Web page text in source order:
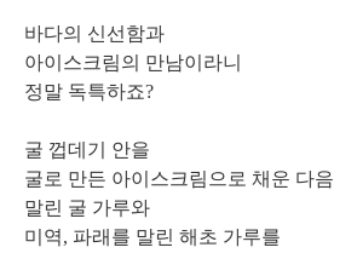
바다의 신선함과
아이스크림의 만남이라니
정말 독특하죠?
굴 껍데기 안을
굴로 만든 아이스크림으로 채운 다음
말린 굴 가루와
미역, 파래를 말린 해초 가루를